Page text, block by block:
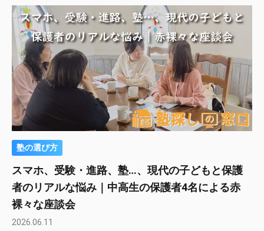
塾の選び方
スマホ、受験・進路、塾…、現代の子どもと保護
者のリアルな悩み｜中高生の保護者4名による赤
裸々な座談会
2026.06.11